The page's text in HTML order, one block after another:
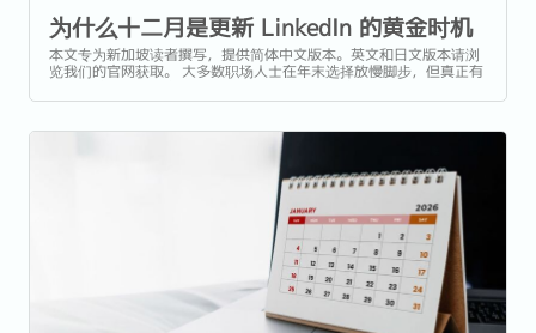
为什么十二月是更新 LinkedIn 的黄金时机
本文专为新加坡读者撰写，提供简体中文版本。英文和日文版本请浏
览我们的官网获取。 大多数职场人士在年末选择放慢脚步，但真正有
招聘季之一。随着公司新财年的预算启动，招聘专员、人力资源主管